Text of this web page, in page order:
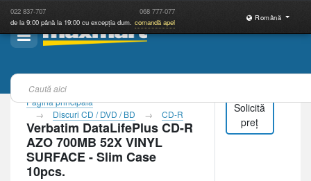
022 837-707 068 777-077
de la 9:00 până la 19:00 cu excepția dum. comandă apel
Română
Pagina principală
Discuri CD / DVD / BD
CD-R
Verbatim DataLifePlus CD-R
AZO 700MB 52X VINYL
SURFACE - Slim Case
10pcs.
Solicită
preț